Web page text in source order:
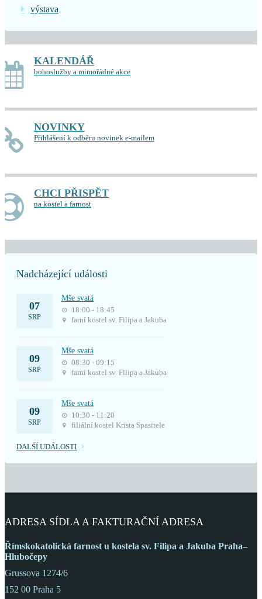
výstava
KALENDÁŘ
bohoslužby a mimořádné akce
NOVINKY
Přihlášení k odběru novinek e-mailem
CHCI PŘISPĚT
na kostel a farnost
Nadcházející události
07
SRP
Mše svatá
18:00 - 18:45
farní kostel sv. Filipa a Jakuba
09
SRP
Mše svatá
08:30 - 09:15
farní kostel sv. Filipa a Jakuba
09
SRP
Mše svatá
10:30 - 11:20
filiální kostel Krista Spasitele
DALŠÍ UDÁLOSTI
ADRESA SÍDLA A FAKTURAČNÍ ADRESA
Římskokatolická farnost u kostela sv. Filipa a Jakuba Praha–
Hlubočepy
Grussova 1274/6
152 00 Praha 5